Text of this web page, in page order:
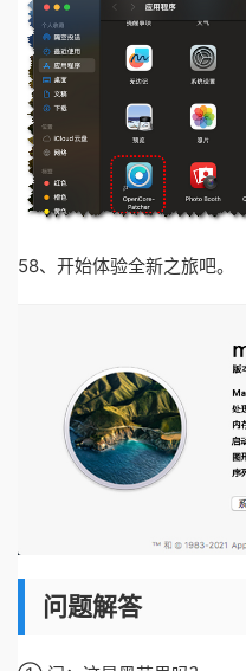
58、开始体验全新之旅吧。
问题解答